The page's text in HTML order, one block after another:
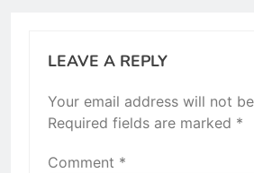
LEAVE A REPLY
Your email address will not
Required fields are marked *
Comment *